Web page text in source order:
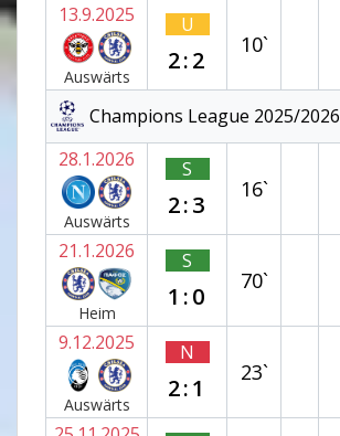
13.9.2025
Auswärts
U
2:2
10`
Champions League 2025/2026
28.1.2026
Auswärts
S
2:3
16`
21.1.2026
Heim
S
1:0
70`
9.12.2025
Auswärts
N
2:1
23`